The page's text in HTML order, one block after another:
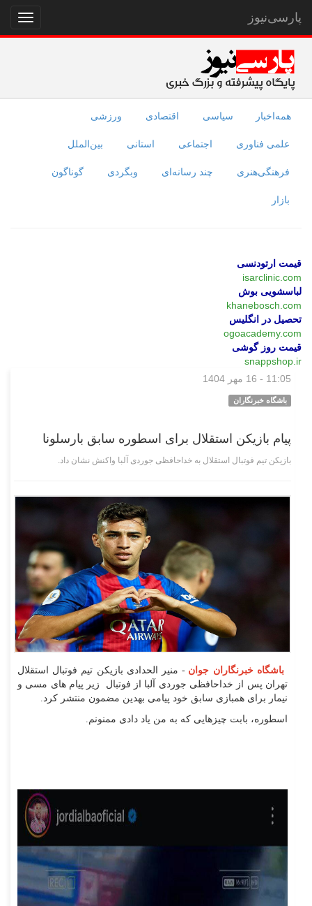
نمایش
منو
پارسی‌نیوز
همه‌اخبار سیاسی اقتصادی ورزشی
علمی فناوری اجتماعی استانی بین‌الملل
فرهنگی‌هنری چند رسانه‌ای وبگردی گوناگون
بازار
قیمت ارتودنسی
isarclinic.com
لباسشویی بوش
khanebosch.com
تحصیل در انگلیس
ogoacademy.com
قیمت روز گوشی
snappshop.ir
11:05 - 16 مهر 1404
باشگاه خبرنگاران
پیام بازیکن استقلال برای اسطوره سابق بارسلونا
بازیکن تیم فوتبال استقلال به خداحافظی جوردی آلبا واکنش نشان داد.
باشگاه خبرنگاران جوان - منیر الحدادی بازیکن تیم فوتبال استقلال
تهران پس از خداحافظی جوردی آلبا از فوتبال زیر پیام های مسی و
نیمار برای همبازی سابق خود پیامی بهدین مضمون منتشر کرد.
اسطوره، بابت چیزهایی که به من یاد دادی ممنونم.